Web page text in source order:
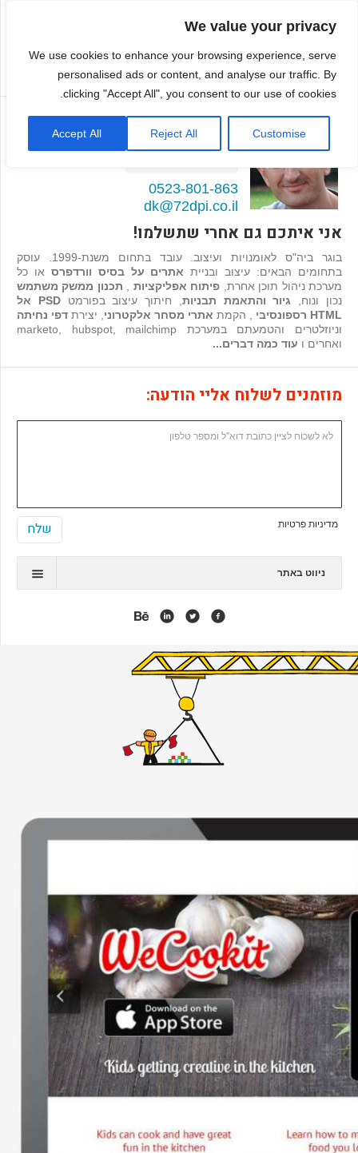
We value your privacy
We use cookies to enhance your browsing experience, serve
personalised ads or content, and analyse our traffic. By
clicking "Accept All", you consent to our use of cookies.
Customise
Reject All
Accept All דמיטרי קגן
בונה אתרים ואפליקציות
0523-801-863
dk@72dpi.co.il
אני איתכם גם אחרי שתשלמו!
בוגר ביה"ס לאומנויות ועיצוב. עובד בתחום משנת-1999. עוסק
בתחומים הבאים: עיצוב ובניית אתרים על בסיס וורדפרס או כל
מערכת ניהול תוכן אחרת, פיתוח אפליקציות
תכנון ממשק משתמש
נכון ונוח, גיור והתאמת תבניות , חיתוך עיצוב בפורמט
PSD אל
HTML רספונסיבי
, הקמת אתרי מסחר אלקטרוני , יצירת דפי נחיתה
וניוזלטרים והטמעתם במערכת marketo, hubspot, mailchimp
ואחרים ו עוד כמה דברים...
מוזמנים לשלוח אליי הודעה:
מדיניות פרטיות
ניווט באתר
אנימציה
חיתוך PSD ל-HTML
חנות ווירטואלית
ממשק משתמש
עיצוב אתרים